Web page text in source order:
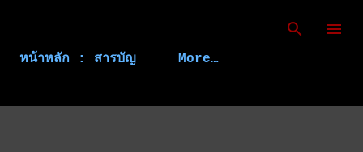
หน้าหลัก : สารบัญ More…